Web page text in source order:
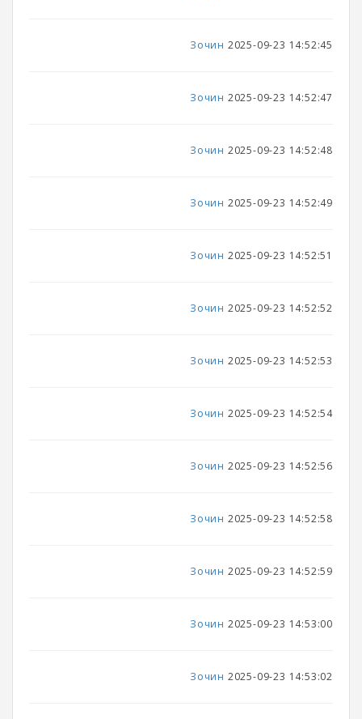
Зочин 2025-09-23 14:52:45
Зочин 2025-09-23 14:52:47
Зочин 2025-09-23 14:52:48
Зочин 2025-09-23 14:52:49
Зочин 2025-09-23 14:52:51
Зочин 2025-09-23 14:52:52
Зочин 2025-09-23 14:52:53
Зочин 2025-09-23 14:52:54
Зочин 2025-09-23 14:52:56
Зочин 2025-09-23 14:52:58
Зочин 2025-09-23 14:52:59
Зочин 2025-09-23 14:53:00
Зочин 2025-09-23 14:53:02